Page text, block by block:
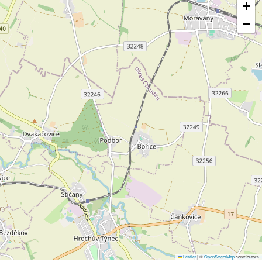
+
−
Leaflet|©OpenStreetMapcontributors